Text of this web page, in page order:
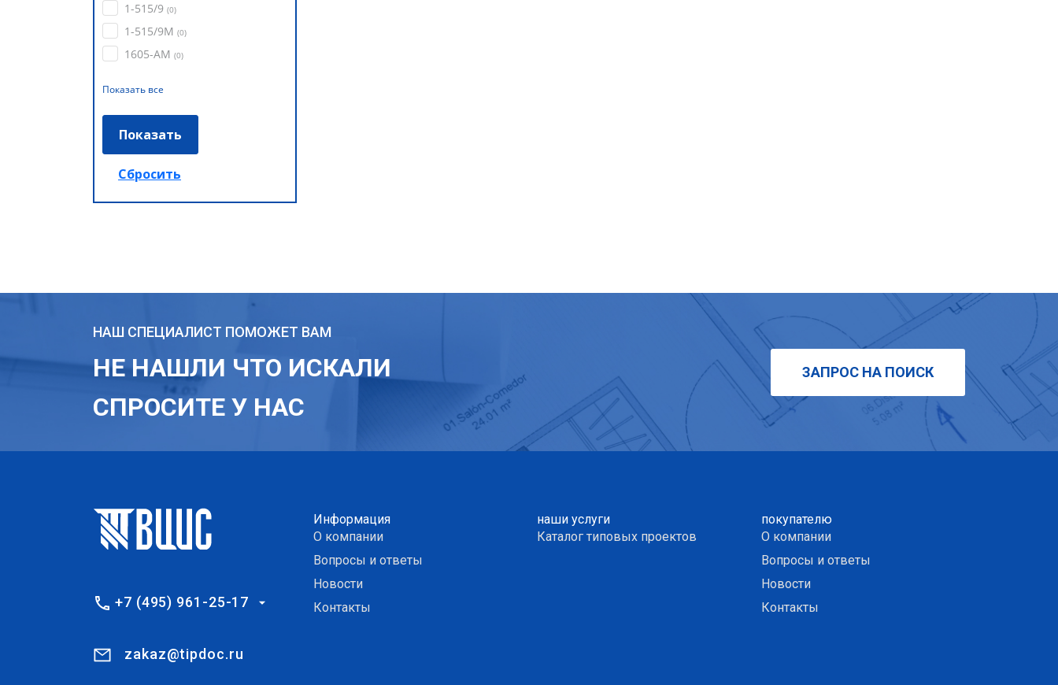
1-515/9 (0)
1-515/9М (0)
1605-АМ (0)
Показать все
НАШ СПЕЦИАЛИСТ ПОМОЖЕТ ВАМ
НЕ НАШЛИ ЧТО ИСКАЛИ
СПРОСИТЕ У НАС
ЗАПРОС НА ПОИСК
+7 (495) 961-25-17
zakaz@tipdoc.ru
Информация
О компании
Вопросы и ответы
Новости
Контакты
наши услуги
Каталог типовых проектов
покупателю
О компании
Вопросы и ответы
Новости
Контакты